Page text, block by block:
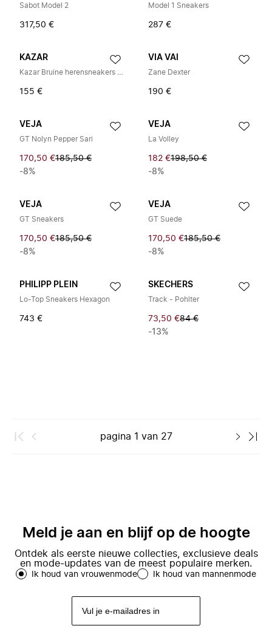
Sabot Model 2
317,50 €
Model 1 Sneakers
287 €
KAZAR
Kazar Bruine herensneakers van suède met monogramontwerp
155 €
VIA VAI
Zane Dexter
190 €
VEJA
GT Nolyn Pepper Sari
170,50 €185,50 €
-8%
VEJA
La Volley
182 €198,50 €
-8%
VEJA
GT Sneakers
170,50 €185,50 €
-8%
VEJA
GT Suede
170,50 €185,50 €
-8%
PHILIPP PLEIN
Lo-Top Sneakers Hexagon
743 €
SKECHERS
Track - Pohlter
73,50 €84 €
-13%
pagina 1 van 27
Meld je aan en blijf op de hoogte
Ontdek als eerste nieuwe collecties, exclusieve deals
en mode-updates van de meest populaire merken.
Ik houd van vrouwenmode Ik houd van mannenmode